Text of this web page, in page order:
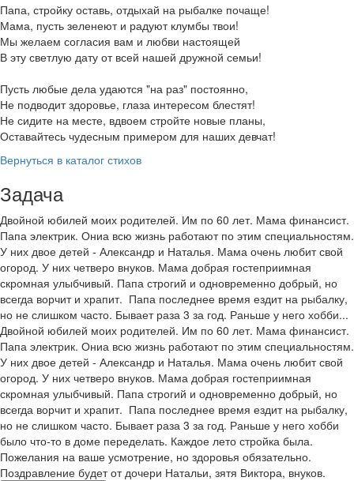
Папа, стройку оставь, отдыхай на рыбалке почаще!
Мама, пусть зеленеют и радуют клумбы твои!
Мы желаем согласия вам и любви настоящей
В эту светлую дату от всей нашей дружной семьи!
Пусть любые дела удаются "на раз" постоянно,
Не подводит здоровье, глаза интересом блестят!
Не сидите на месте, вдвоем стройте новые планы,
Оставайтесь чудесным примером для наших девчат!
Вернуться в каталог стихов
Задача
Двойной юбилей моих родителей. Им по 60 лет. Мама финансист.
Папа электрик. Ониа всю жизнь работают по этим специальностям.
У них двое детей - Александр и Наталья. Мама очень любит свой
огород. У них четверо внуков. Мама добрая гостеприимная
скромная улыбчивый. Папа строгий и одновременно добрый, но
всегда ворчит и храпит. Папа последнее время ездит на рыбалку,
но не слишком часто. Бывает раза 3 за год. Раньше у него хобби...
Двойной юбилей моих родителей. Им по 60 лет. Мама финансист.
Папа электрик. Ониа всю жизнь работают по этим специальностям.
У них двое детей - Александр и Наталья. Мама очень любит свой
огород. У них четверо внуков. Мама добрая гостеприимная
скромная улыбчивый. Папа строгий и одновременно добрый, но
всегда ворчит и храпит. Папа последнее время ездит на рыбалку,
но не слишком часто. Бывает раза 3 за год. Раньше у него хобби
было что-то в доме переделать. Каждое лето стройка была.
Пожелания на ваше усмотрение, но здоровья обязательно.
Поздравление будет от дочери Натальи, зятя Виктора, внуков.